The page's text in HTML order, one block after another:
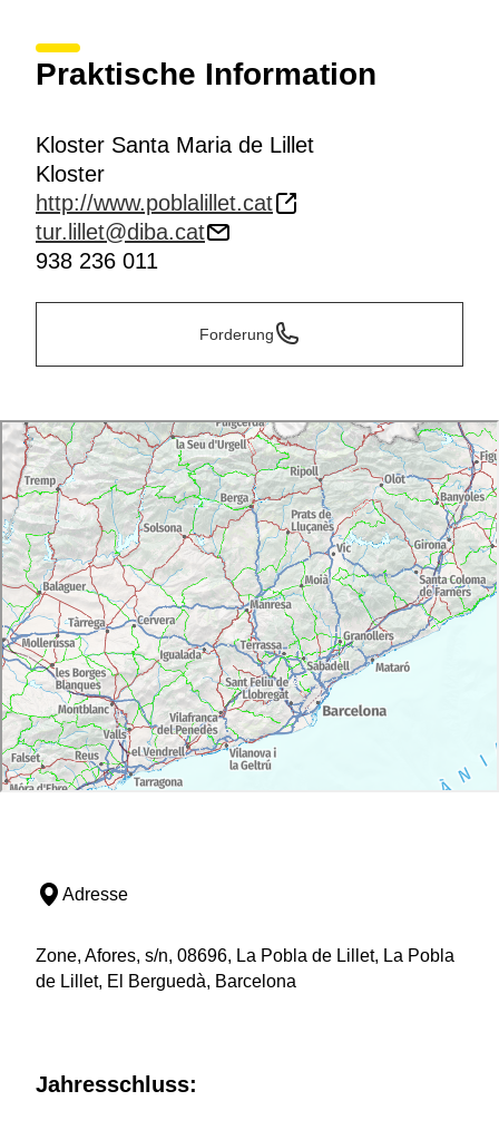
Praktische Information
Kloster Santa Maria de Lillet
Kloster
http://www.poblalillet.cat
tur.lillet@diba.cat
938 236 011
Forderung
Adresse
Zone, Afores, s/n, 08696, La Pobla de Lillet, La Pobla
de Lillet, El Berguedà, Barcelona
Jahresschluss: